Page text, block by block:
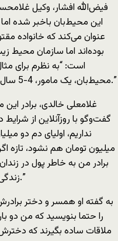
فیض‌الله افشار، وکیل
این محیط‌بان باخبر شده
عنوان می‌کند که خانواده
بوده‌اند اما سازمان محیط
است: “به نظرم برای
محیط‌بان، یک مامور، 4-5 سال از عمرش را پشت میله‌های زندان نباشد.”
غلامعلی خالدی، برادر
گفت‌وگو با روزآنلاین از
میلیون تومان هم نشود، تازه
برادر من به خاطر پول در
زندگی ما را ببینید، زیر خط فقر زندگی می‌کنیم.”
به گفته او همسر و دختر
را حتما بنویسید که من دو